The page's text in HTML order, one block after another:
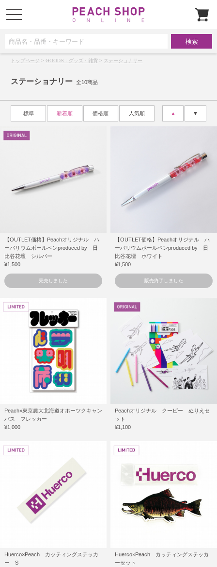
t
o
a
o
トップページ >GOODS：グッズ・雑貨 > ステーショナリー
ステーショナリー 全10商品
標準 新着順 価格順 人気順 ▼
▲
【OUTLET価格】Peachオリジナル ハ
ーバリウムボールペンproduced by 日
比谷花壇 シルバー
¥1,500
完売しました
【OUTLET価格】Peachオリジナル ハ
ーバリウムボールペンproduced by 日
比谷花壇 ホワイト
¥1,500
販売終了しました
Peach×東京農大北海道オホーツクキャン
パス フレッカー
¥1,000
Peachオリジナル クーピー ぬりえセ
ット
¥1,100
Huerco×Peach カッティングステッカ
ー S
Huerco×Peach カッティングステッカ
ーセット